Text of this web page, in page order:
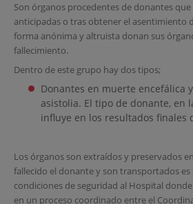
Son órganos procedentes de donantes
anticipadas o tras obtener el asentimiento
forma anónima y altruista donan sus
fallecimiento.
Dentro de este grupo hay dos tipos;
Donantes en muerte encefálica
asistolia. El tipo de donante, en
influye en los resultados finales
Los órganos son extraídos y preservados
fallecido el donante y son transportados es
condiciones de seguridad al Hospital
en un proceso coordinado entre el